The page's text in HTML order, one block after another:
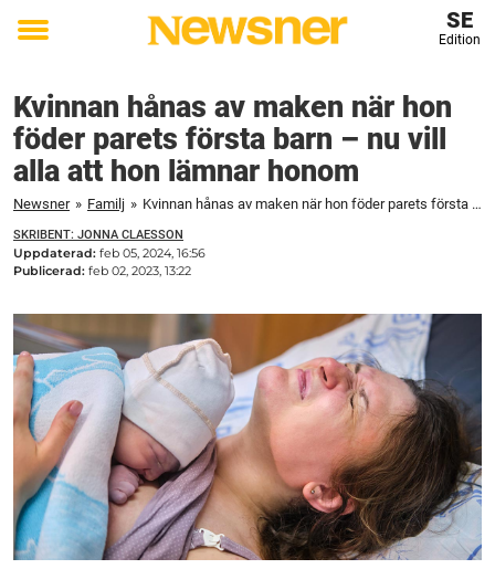
Toggle
SE
Edition
Kvinnan hånas av maken när hon
föder parets första barn – nu vill
alla att hon lämnar honom
Newsner » Familj » Kvinnan hånas av maken när hon föder parets första barn – nu vill alla att hon lämnar honom
SKRIBENT: JONNA CLAESSON
Uppdaterad: feb 05, 2024, 16:56
Publicerad: feb 02, 2023, 13:22